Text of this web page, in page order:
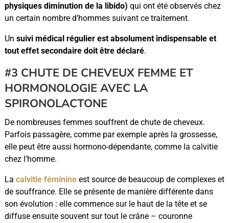
physiques diminution de la libido) qui ont été observés chez
un certain nombre d’hommes suivant ce traitement.
Un suivi médical régulier est absolument indispensable et
tout effet secondaire doit être déclaré.
#3 CHUTE DE CHEVEUX FEMME ET
HORMONOLOGIE AVEC LA
SPIRONOLACTONE
De nombreuses femmes souffrent de chute de cheveux.
Parfois passagère, comme par exemple après la grossesse,
elle peut être aussi hormono-dépendante, comme la calvitie
chez l’homme.
La calvitie féminineest source de beaucoup de complexes et
de souffrance. Elle se présente de manière différente dans
son évolution : elle commence sur le haut de la tête et se
diffuse ensuite souvent sur tout le crâne – couronne